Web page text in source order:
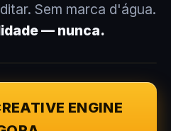
Sem marca d'água.
— nunca.
ENGINE